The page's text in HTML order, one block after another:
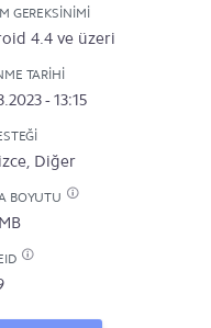
GEREKSINIMI
4.4 ve üzeri
TARIHI
- 13:15
Diğer
BOYUTU